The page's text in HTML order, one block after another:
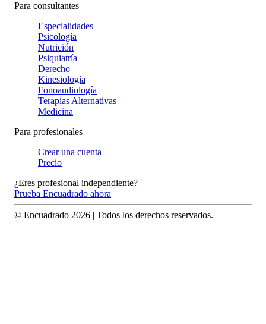
Para consultantes
Especialidades
Psicología
Nutrición
Psiquiatría
Derecho
Kinesiología
Fonoaudiología
Terapias Alternativas
Medicina
Para profesionales
Crear una cuenta
Precio
¿Eres profesional independiente?
Prueba Encuadrado ahora
© Encuadrado 2026 | Todos los derechos reservados.